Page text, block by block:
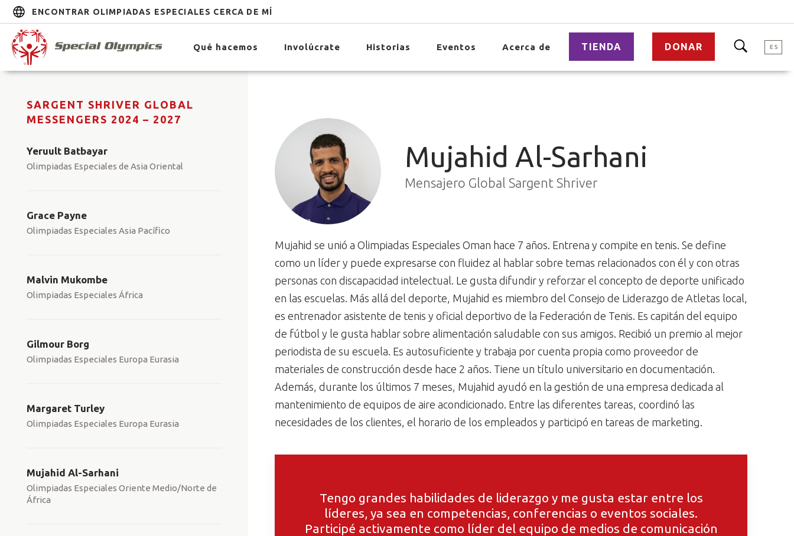
ENCONTRAR OLIMPIADAS ESPECIALES CERCA DE MÍ
Qué hacemos Involúcrate Historias Eventos Acerca de TIENDA DONAR ES
Mujahid Al-Sarhani
Mensajero Global Sargent Shriver
Mujahid se unió a Olimpiadas Especiales Oman hace 7 años. Entrena y compite en tenis. Se define
como un líder y puede expresarse con fluidez al hablar sobre temas relacionados con él y con otras
personas con discapacidad intelectual. Le gusta difundir y reforzar el concepto de deporte unificado
en las escuelas. Más allá del deporte, Mujahid es miembro del Consejo de Liderazgo de Atletas local,
es entrenador asistente de tenis y oficial deportivo de la Federación de Tenis. Es capitán del equipo
de fútbol y le gusta hablar sobre alimentación saludable con sus amigos. Recibió un premio al mejor
periodista de su escuela. Es autosuficiente y trabaja por cuenta propia como proveedor de
materiales de construcción desde hace 2 años. Tiene un título universitario en documentación.
Además, durante los últimos 7 meses, Mujahid ayudó en la gestión de una empresa dedicada al
mantenimiento de equipos de aire acondicionado. Entre las diferentes tareas, coordinó las
necesidades de los clientes, el horario de los empleados y participó en tareas de marketing.
Tengo grandes habilidades de liderazgo y me gusta estar entre los
líderes, ya sea en competencias, conferencias o eventos sociales.
Participé activamente como líder del equipo de medios de comunicación
SARGENT SHRIVER GLOBAL
MESSENGERS 2024 – 2027
Yeruult Batbayar
Olimpiadas Especiales de Asia Oriental
Grace Payne
Olimpiadas Especiales Asia Pacífico
Malvin Mukombe
Olimpiadas Especiales África
Gilmour Borg
Olimpiadas Especiales Europa Eurasia
Margaret Turley
Olimpiadas Especiales Europa Eurasia
Mujahid Al-Sarhani
Olimpiadas Especiales Oriente Medio/Norte de
África